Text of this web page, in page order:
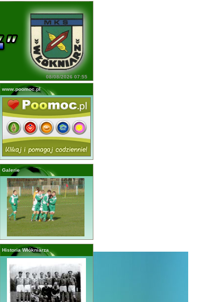
08/08/2026 07:55
www.poomoc.pl
Galerie
Historia Włókniarza